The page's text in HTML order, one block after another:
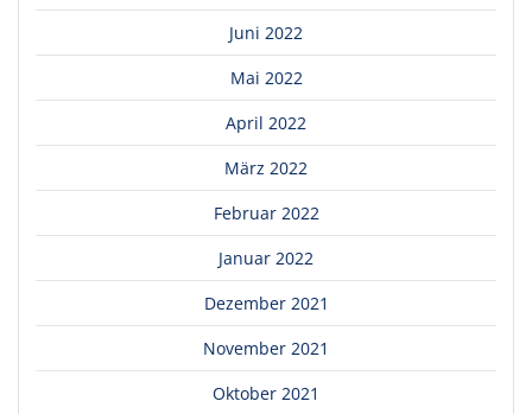
Juni 2022
Mai 2022
April 2022
März 2022
Februar 2022
Januar 2022
Dezember 2021
November 2021
Oktober 2021